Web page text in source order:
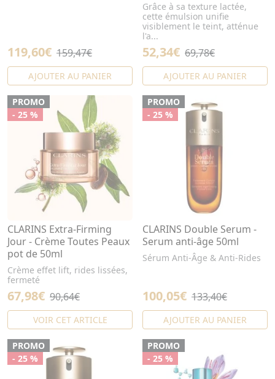
119,60€ 159,47€
AJOUTER AU PANIER
Grâce à sa texture lactée,
cette émulsion unifie
visiblement le teint, atténue
l'a...
52,34€ 69,78€
AJOUTER AU PANIER
PROMO
- 25 %
CLARINS Extra-Firming
Jour - Crème Toutes Peaux
pot de 50ml
Crème effet lift, rides lissées,
fermeté
67,98€ 90,64€
VOIR CET ARTICLE
PROMO
- 25 %
CLARINS Double Serum -
Serum anti-âge 50ml
Sérum Anti-Âge & Anti-Rides
100,05€ 133,40€
AJOUTER AU PANIER
PROMO
- 25 %
PROMO
- 25 %